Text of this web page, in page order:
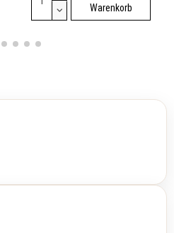
Warenkorb